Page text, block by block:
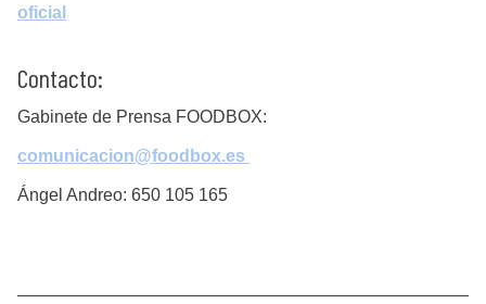
oficial
Contacto:
Gabinete de Prensa FOODBOX:
comunicacion@foodbox.es
Ángel Andreo: 650 105 165